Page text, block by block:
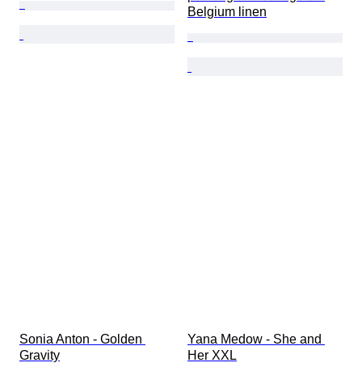
Belgium linen
Sonia Anton - Golden
Gravity
Yana Medow - She and
Her XXL